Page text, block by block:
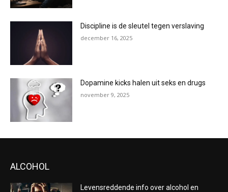
Discipline is de sleutel tegen verslaving
december 16, 2025
Dopamine kicks halen uit seks en drugs
november 9, 2025
ALCOHOL
Levensreddende info over alcohol en